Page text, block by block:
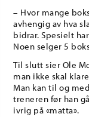
– Hvor mange
avhengig av hva
bidrar. Spesielt
Noen selger 5
Til slutt sier Ole
man ikke skal
Man kan til og
treneren før han
ivrig på «matta».